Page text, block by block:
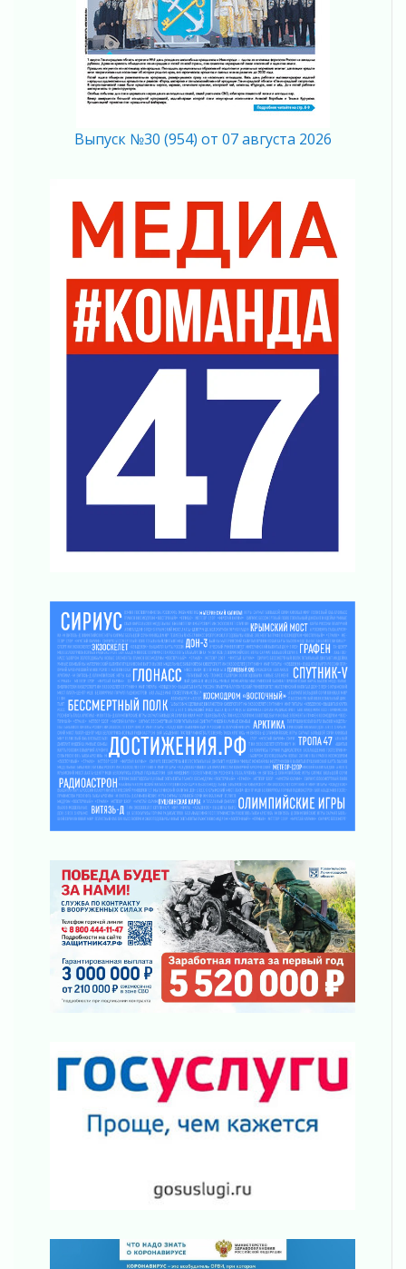
04 августа 2026
В Ленобласти растет потребление
мобильного трафика
04 августа 2026
Полумрак бьёт по карману
Вниманию автомобилистов!
04 августа 2026
Регион готовится к выборам
04 августа 2026
Никакого принуждения, только письменное
согласие
04 августа 2026
Без риска для здоровья и кошелька
04 августа 2026
Важная информация
Что делать со сбережениями
04 августа 2026
Награды нашли строителей
03 августа 2026
Ленобласть повышает производительность
Ладожский мост полностью закроют на два
часа
03 августа 2026
Музеи Ленобласти обновляют пространства
03 августа 2026
Новая площадка: 2027
03 августа 2026
Часть медиков в Ленобласти сможет
рассчитывать на доплату от региона
03 августа 2026
За сутки в Ленинградской области
03 августа 2026
Клюква наливается, но в корзинку пока не
просится
03 августа 2026
Строительные компании Ленобласти
подняли зарплаты почти на 40% за год
03 августа 2026
Шесть новых жизней в честь дня рождения
Уроки безопасности для детей и взрослых
03 августа 2026
Ленобласть отмечает День Воздушно-
десантных войск
регионом и страной
Выпуск №30 (954) от 07 августа 2026